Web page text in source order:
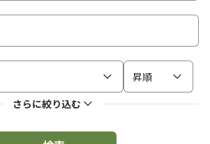
昇順
さらに絞り込む